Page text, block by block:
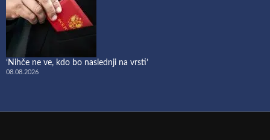
‘Nihče ne ve, kdo bo naslednji na vrsti’
08.08.2026